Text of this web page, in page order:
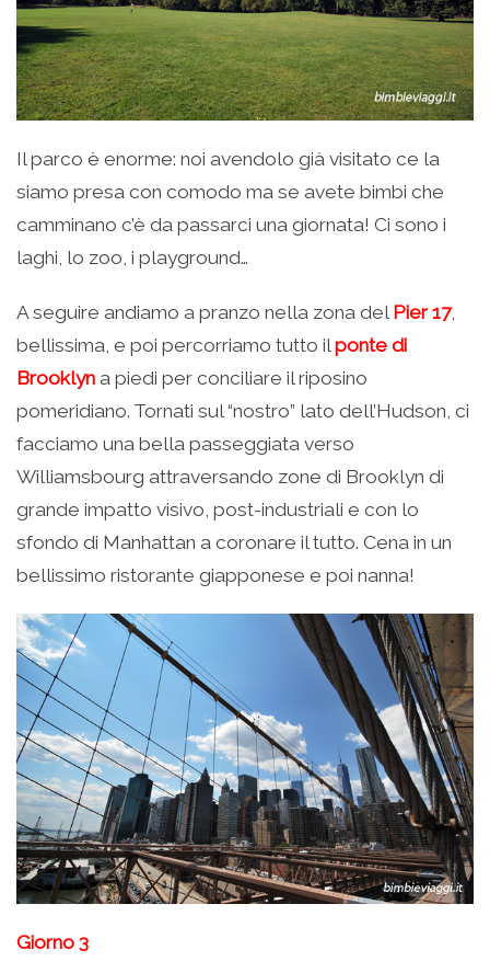
Il parco è enorme: noi avendolo già visitato ce la
siamo presa con comodo ma se avete bimbi che
camminano c’è da passarci una giornata! Ci sono i
laghi, lo zoo, i playground…
A seguire andiamo a pranzo nella zona del Pier 17,
bellissima, e poi percorriamo tutto il ponte di
Brooklyn a piedi per conciliare il riposino
pomeridiano. Tornati sul “nostro” lato dell’Hudson, ci
facciamo una bella passeggiata verso
Williamsbourg attraversando zone di Brooklyn di
grande impatto visivo, post-industriali e con lo
sfondo di Manhattan a coronare il tutto. Cena in un
bellissimo ristorante giapponese e poi nanna!
Giorno 3